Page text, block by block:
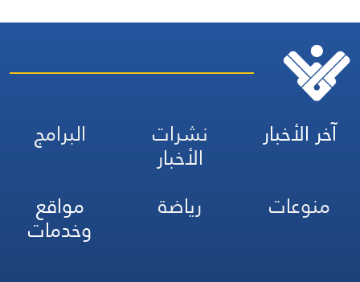
آخر الأخبار نشرات
الأخبار
البرامج
منوعات
رياضة مواقع
وخدمات